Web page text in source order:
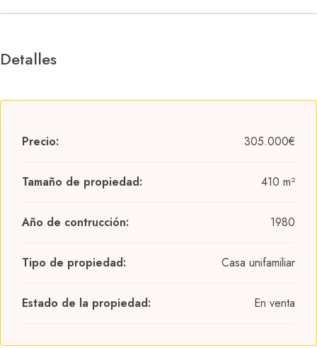
Detalles
Precio: 305.000€
Tamaño de propiedad: 410 m²
Año de contrucción: 1980
Tipo de propiedad: Casa unifamiliar
Estado de la propiedad: En venta